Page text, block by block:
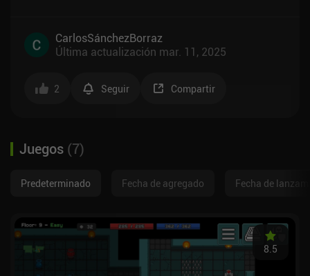
CarlosSánchezBorraz
Última actualización mar. 11, 2025
2 Seguir Compartir
Juegos (7)
Predeterminado Fecha de agregado Fecha de
8.5